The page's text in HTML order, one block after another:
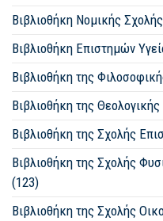
Βιβλιοθήκη Νομικής
Βιβλιοθήκη Επιστημών
Βιβλιοθήκη της
Βιβλιοθήκη της
Βιβλιοθήκη της Σχολής
Βιβλιοθήκη της Σχολής
(123)
Βιβλιοθήκη της Σχολής